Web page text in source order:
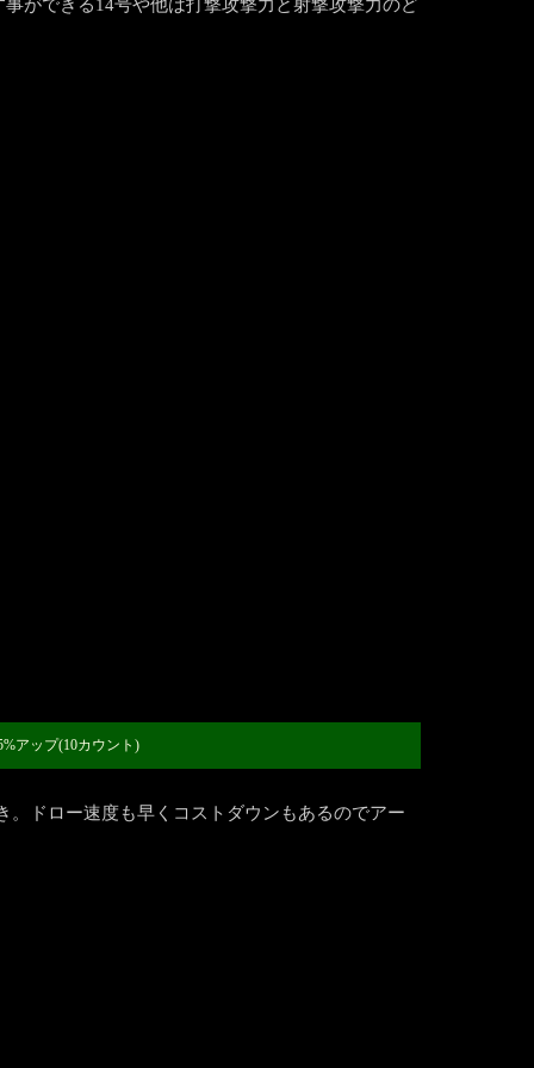
ができる14号や他は打撃攻撃力と射撃攻撃力のど
アップ(10カウント)
ドロー速度も早くコストダウンもあるのでアー